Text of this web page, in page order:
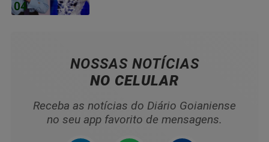
04
NOSSAS NOTÍCIAS
NO CELULAR
Receba as notícias do Diário Goianiense
no seu app favorito de mensagens.